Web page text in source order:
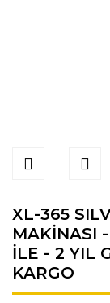
XL-365
MAKİNASI
İLE - 2 YIL
KARGO